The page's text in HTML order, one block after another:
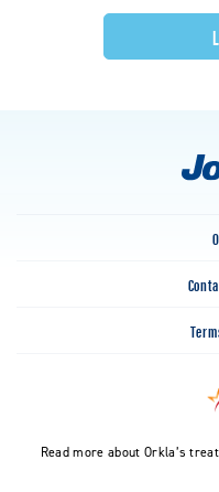
Read more about Orkla’s